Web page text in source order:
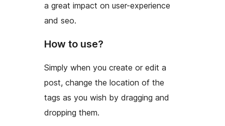
a great impact on user-experience
and seo.
How to use?
Simply when you create or edit a
post, change the location of the
tags as you wish by dragging and
dropping them.